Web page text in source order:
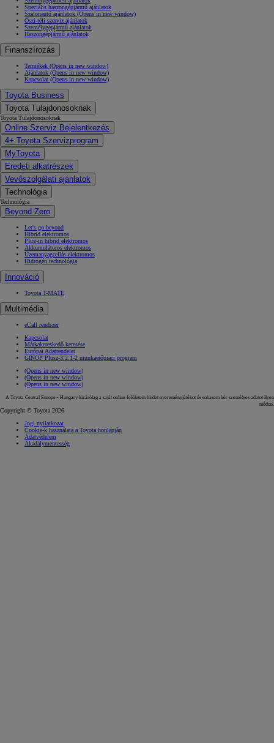
Speciális haszongépjármű ajánlatok
Szalonautó ajánlatok (Opens in new window)
Őszi-téli szerviz ajánlatok
Személygépjármű ajánlatok
Haszongépjármű ajánlatok
Finanszírozás
Termékek (Opens in new window)
Ajánlatok (Opens in new window)
Kapcsolat (Opens in new window)
Toyota Business
Toyota Tulajdonosoknak
Toyota Tulajdonosoknak
Online Szerviz Bejelentkezés
4+ Toyota Szervizprogram
MyToyota
Eredeti alkatrészek
Vevőszolgálati ajánlatok
Technológia
Technológia
Beyond Zero
Let's go beyond
Hibrid elektromos
Plug-in hibrid elektromos
Akkumulátoros elektromos
Üzemanyagcellás elektromos
Hidrogén technológia
Innováció
Toyota T-MATE
Multimédia
eCall rendszer
Kapcsolat
Márkakereskedő keresése
Európai Adatrendelet
GINOP Plusz-3.2.1-2 munkaerőpiaci program
(Opens in new window)
(Opens in new window)
(Opens in new window)
A Toyota Central Europe - Hungary kizárólag a saját online felületein hirdet nyereményjátékot és sohasem kér személyes adatot ilyen
módon.
Copyright © Toyota 2026
Jogi nyilatkozat
Cookie-k használata a Toyota honlapján
Adatvédelem
Akadálymentesség